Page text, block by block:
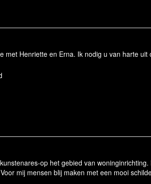
met Henriette en Erna. Ik nodig u van harte uit
op het gebied van woninginrichting.
mij mensen blij maken met een mooi